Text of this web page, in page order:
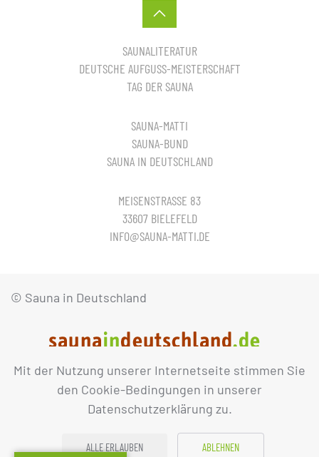
Mit der Nutzung unserer Internetseite stimmen Sie
den Cookie-Bedingungen in unserer
Datenschutzerklärung zu.
ALLE ERLAUBEN ABLEHNEN
SAUNALITERATUR
DEUTSCHE AUFGUSS-MEISTERSCHAFT
TAG DER SAUNA
SAUNA-MATTI
SAUNA-BUND
SAUNA IN DEUTSCHLAND
MEISENSTRASSE 83
33607 BIELEFELD
INFO@SAUNA-MATTI.DE
© Sauna in Deutschland
IMPRESSUM DATENSCHUTZ